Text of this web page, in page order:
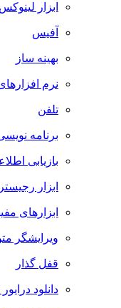
ابزار لینوکس
آفیس
بهینه ساز
نرم
تلفن
برنامه
بازیابی
ابزار
ابزارهای
ویرایشگر
قفل گذار
دانلود